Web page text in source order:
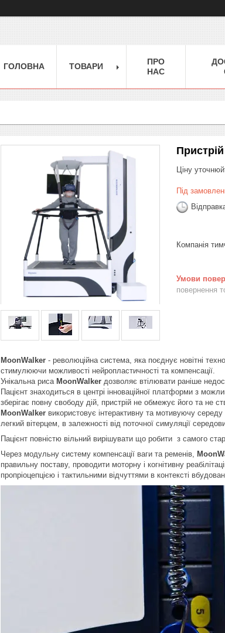
ГОЛОВНА ТОВАРИ
ПРО
НАС
Ціну
Під
Компанія
повернення
MoonWalker - революційна система, яка поєднує новітні
стимулюючи можливості нейропластичності та компенсації.
Унікальна риса MoonWalker дозволяє втілювати раніше
Пацієнт знаходиться в центрі інноваційної платформи з
зберігає повну свободу дій, пристрій не обмежує його та не
MoonWalker використовує інтерактивну та мотивуючу
легкий вітерцем, в залежності від поточної симуляції
Пацієнт повністю вільний вирішувати що робити з самого
Через модульну систему компенсації ваги та ременів,
правильну поставу, проводити моторну і когнітивну
пропріоцепцією і тактильними відчуттями в контексті